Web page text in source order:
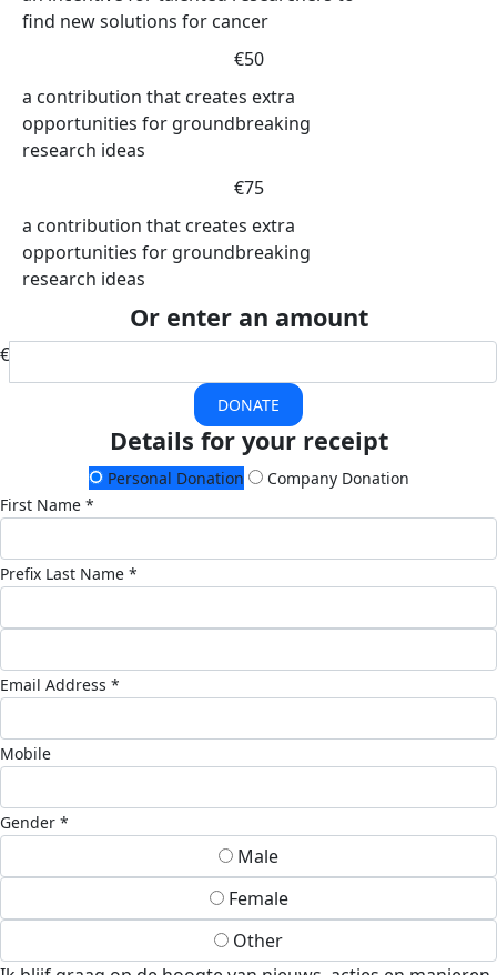
find new solutions for cancer
€50
a contribution that creates extra
opportunities for groundbreaking
research ideas
€75
a contribution that creates extra
opportunities for groundbreaking
research ideas
Or enter an amount
€
DONATE
Details for your receipt
Personal Donation
Company Donation
First Name *
Prefix Last Name *
Email Address *
Mobile
Gender *
Male
Female
Other